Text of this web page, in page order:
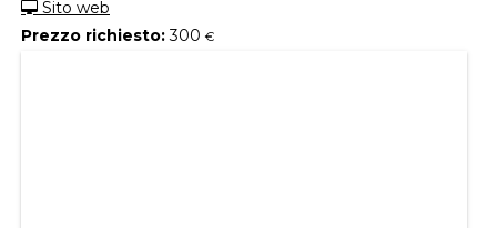
Sito web
Prezzo richiesto:300 €